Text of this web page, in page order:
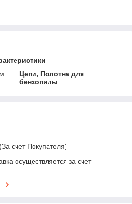
Цепи, Полотна для
бензопилы
счет Покупателя)
осуществляется за счет